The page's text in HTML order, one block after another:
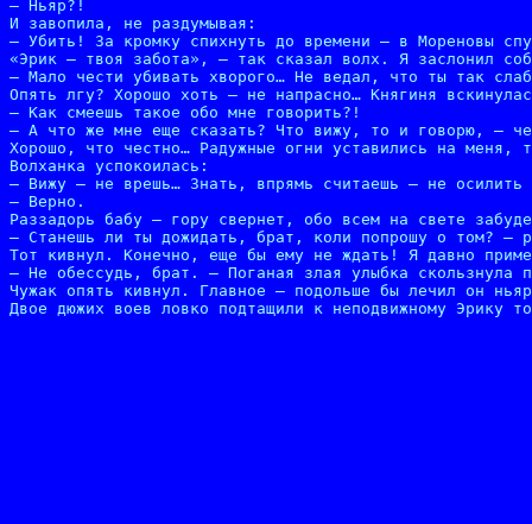
– Ньяр?!
И завопила, не раздумывая:
– Убить! За кромку спихнуть до времени – в Мореновы
«Эрик – твоя забота», – так сказал волх. Я заслонил
– Мало чести убивать хворого… Не ведал, что ты так
Опять лгу? Хорошо хоть – не напрасно… Княгиня
– Как смеешь такое обо мне говорить?!
– А что же мне еще сказать? Что вижу, то и говорю, –
Хорошо, что честно… Радужные огни уставились на меня,
Волханка успокоилась:
– Вижу – не врешь… Знать, впрямь считаешь – не
– Верно.
Раззадорь бабу – гору свернет, обо всем на свете
– Станешь ли ты дожидать, брат, коли попрошу о том? –
Тот кивнул. Конечно, еще бы ему не ждать! Я давно
– Не обессудь, брат. – Поганая злая улыбка скользнула
Чужак опять кивнул. Главное – подольше бы лечил он
Двое дюжих воев ловко подтащили к неподвижному